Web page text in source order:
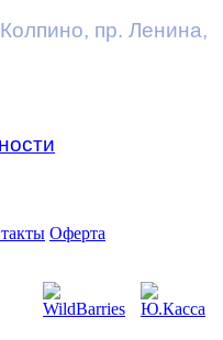
Колпино, пр. Ленина,
Оферта